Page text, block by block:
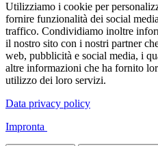
Utilizziamo i cookie per
fornire funzionalità dei social
traffico. Condividiamo inoltre
il nostro sito con i nostri partner
web, pubblicità e social media, i
altre informazioni che ha fornito
utilizzo dei loro servizi.
Data privacy policy
Impronta